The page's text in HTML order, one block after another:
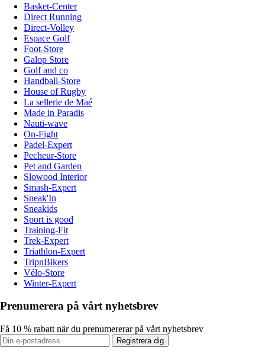
Basket-Center
Direct Running
Direct-Volley
Espace Golf
Foot-Store
Galop Store
Golf and co
Handball-Store
House of Rugby
La sellerie de Maé
Made in Paradis
Nauti-wave
On-Fight
Padel-Expert
Pecheur-Store
Pet and Garden
Slowood Interior
Smash-Expert
Sneak'In
Sneakids
Sport is good
Training-Fit
Trek-Expert
Triathlon-Expert
TripnBikers
Vélo-Store
Winter-Expert
Prenumerera på vårt nyhetsbrev
Få 10 % rabatt när du prenumererar på vårt nyhetsbrev
Registrera dig